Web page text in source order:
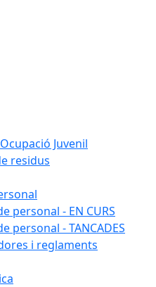
Juvenil
residus
personal - EN CURS
personal - TANCADES
i reglaments